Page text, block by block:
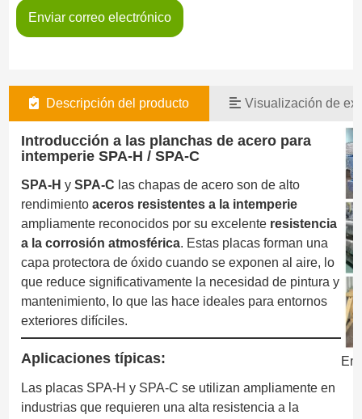
Enviar correo electrónico
Descripción del producto Visualización de
Introducción a las planchas de acero para
intemperie SPA-H / SPA-C
SPA-H ySPA-C las chapas de acero son de alto
rendimientoaceros resistentes a la intemperie
ampliamente reconocidos por su excelente resistencia
a la corrosión atmosférica. Estas placas forman una
capa protectora de óxido cuando se exponen al aire, lo
que reduce significativamente la necesidad de pintura y
mantenimiento, lo que las hace ideales para entornos
exteriores difíciles.
Aplicaciones típicas:
Las placas SPA-H y SPA-C se utilizan ampliamente en
industrias que requieren una alta resistencia a la